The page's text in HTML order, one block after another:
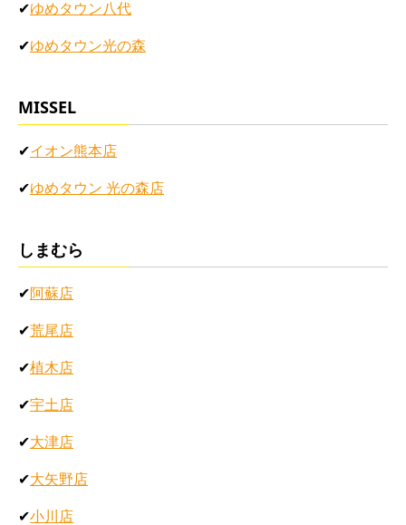
✔ゆめタウン八代
✔ゆめタウン光の森
MISSEL
✔イオン熊本店
✔ゆめタウン 光の森店
しまむら
✔阿蘇店
✔荒尾店
✔植木店
✔宇土店
✔大津店
✔大矢野店
✔小川店